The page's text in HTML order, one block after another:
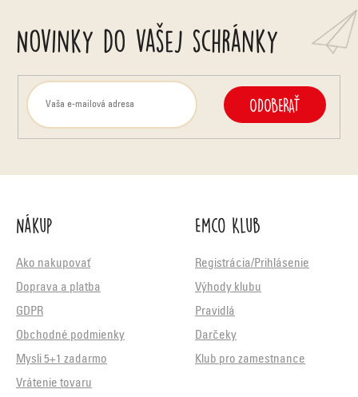
Novinky do vašej schránky
ODOBERAŤ
Nákup
Ako nakupovať
Doprava a platba
GDPR
Obchodné podmienky
Mysli 5+1 zadarmo
Vrátenie tovaru
Emco Klub
Registrácia/Prihlásenie
Výhody klubu
Pravidlá
Darčeky
Klub pro zamestnance